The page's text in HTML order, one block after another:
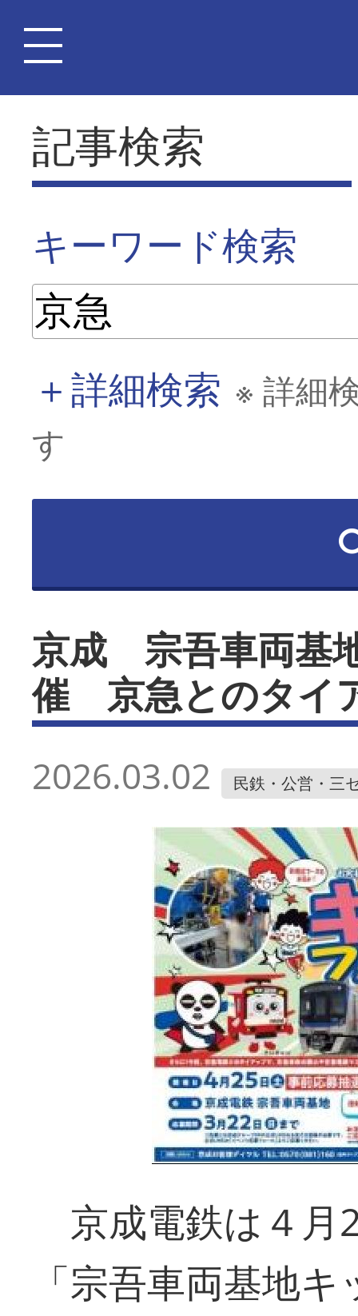
記事検索
キーワード検索
＋詳細検索 ※ 詳細
す
京成 宗吾車両基
催 京急とのタイ
2026.03.02 民鉄・公営・三
京成電鉄は４月
「宗吾車両基地